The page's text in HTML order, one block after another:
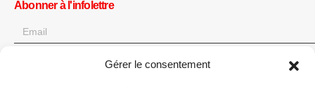
Gérer le consentement